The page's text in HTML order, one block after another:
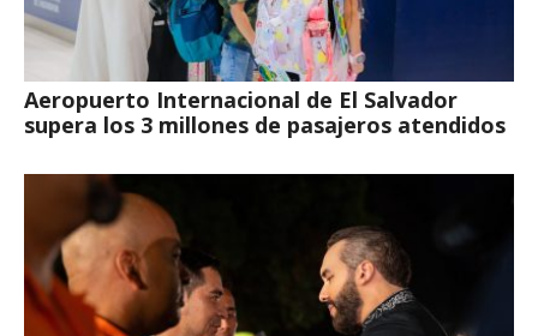
Aeropuerto Internacional de El Salvador
supera los 3 millones de pasajeros atendidos